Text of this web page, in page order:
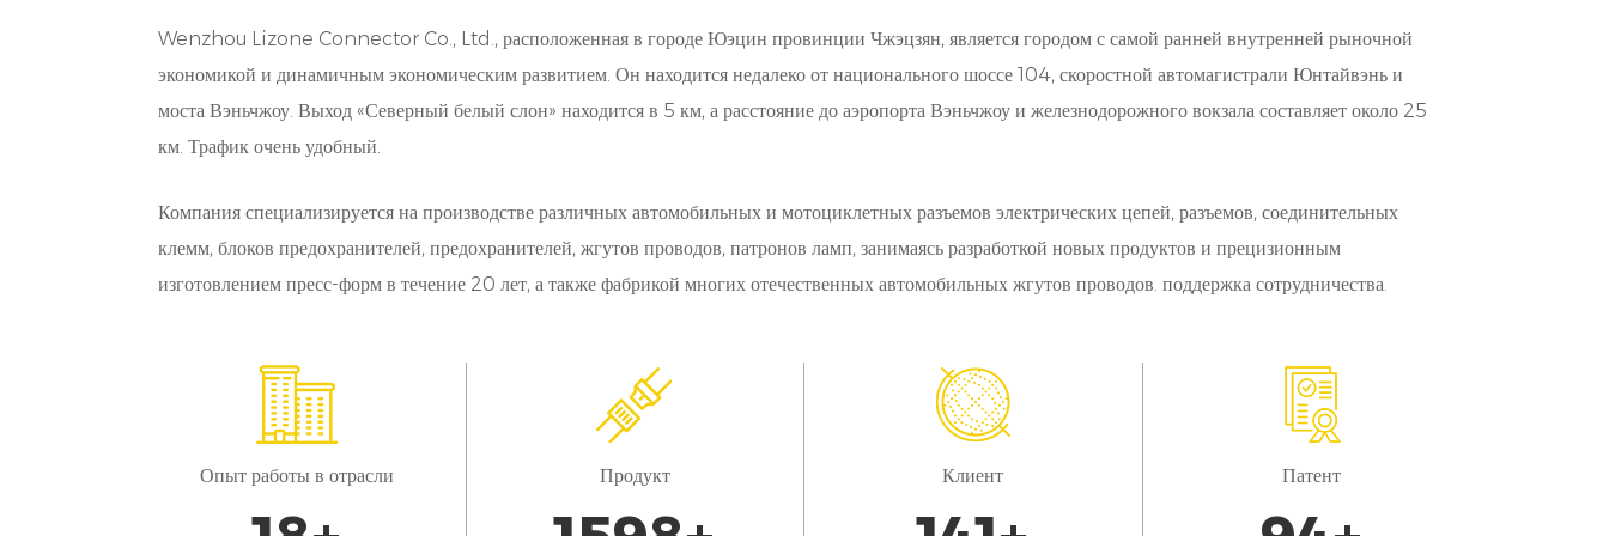
коннектор предлагает беспрецедентное удобство для водителей, что делает его проще, чем когда-либо
заряжать свои транспортные средства на ходу.
операторов зарядных станций.
Сценарии применения:
домовладельцам надежные средства зарядки их электромобилей в течение ночи. Благодаря своей
совместимости и функциям безопасности, он предлагает спокойствие и удобство для домашних
пользователей.
Коммерческие зарядные сети:
Wenzhou Lizone Connector Co., Ltd., расположенная в городе Юэцин провинции Чжэцзян, является городом с самой ранней внутренней рыночной
экономикой и динамичным экономическим развитием. Он находится недалеко от национального шоссе 104, скоростной автомагистрали Юнтайвэнь и
моста Вэньчжоу. Выход «Северный белый слон» находится в 5 км, а расстояние до аэропорта Вэньчжоу и железнодорожного вокзала составляет около 25
км. Трафик очень удобный.
Компания специализируется на производстве различных автомобильных и мотоциклетных разъемов электрических цепей, разъемов, соединительных
клемм, блоков предохранителей, предохранителей, жгутов проводов, патронов ламп, занимаясь разработкой новых продуктов и прецизионным
изготовлением пресс-форм в течение 20 лет, а также фабрикой многих отечественных автомобильных жгутов проводов. поддержка сотрудничества.
Опыт работы в отрасли Продукт Клиент Патент